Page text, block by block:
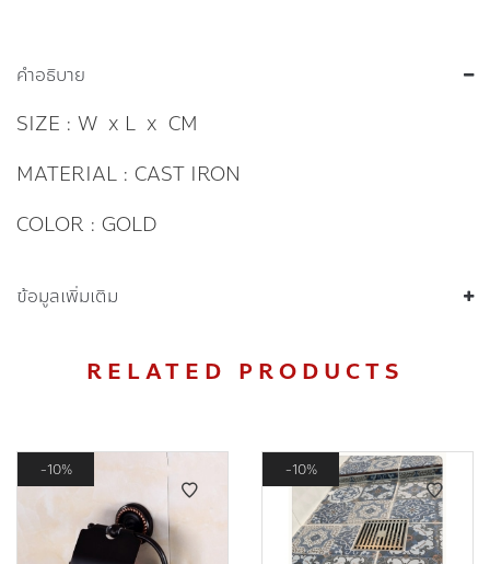
คำอธิบาย
SIZE : W x L x CM
MATERIAL : CAST IRON
COLOR : GOLD
ข้อมูลเพิ่มเติม
RELATED PRODUCTS
10% 10%